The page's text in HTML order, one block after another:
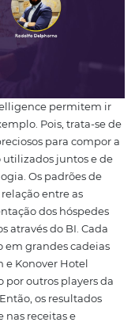
melhor a sua
seu
(BI) nada mais é do
adquirir sobre o
Dessa maneira, é
realizar um plano
eficientes para
monitoramento